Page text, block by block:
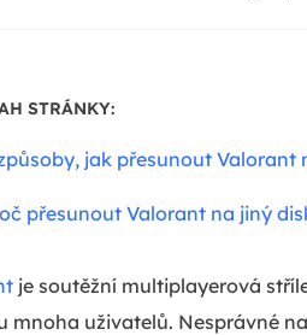
STRÁNKY:
jak přesunout Valorant
přesunout Valorant na jiný
je soutěžní multiplayerová
mnoha uživatelů. Nesprávné